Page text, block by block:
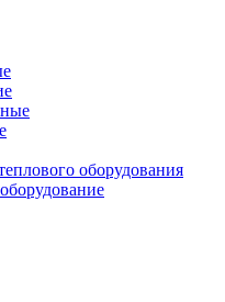
оборудования